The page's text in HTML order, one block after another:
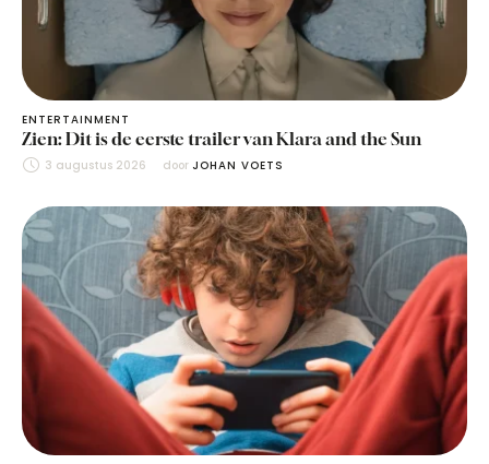
ENTERTAINMENT
Zien: Dit is de eerste trailer van Klara and the Sun
3 augustus 2026 door JOHAN VOETS